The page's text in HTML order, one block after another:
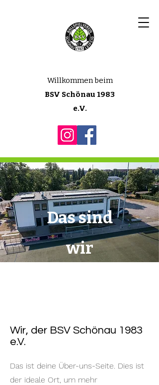
Willkommen beim
BSV Schönau 1983
e.V.
Das sind
wir
Wir, der BSV Schönau 1983
e.V.
Das ist deine Über-uns-Seite. Dies ist
der ideale Ort, um mehr